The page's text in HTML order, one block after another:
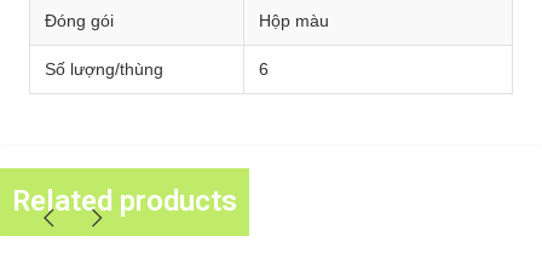
Đóng gói Hộp màu
Số lượng/thùng 6
Related products